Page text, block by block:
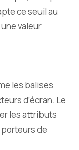
ce seuil au
valeur
les balises
d’écran. Le
les attributs
de